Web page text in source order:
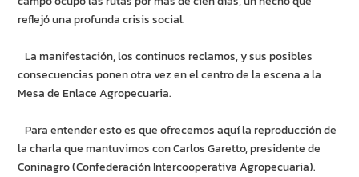
reflejó una profunda crisis social.
La manifestación, los continuos reclamos, y sus posibles
consecuencias ponen otra vez en el centro de la escena a la
Mesa de Enlace Agropecuaria.
Para entender esto es que ofrecemos aquí la reproducción de
la charla que mantuvimos con Carlos Garetto, presidente de
Coninagro (Confederación Intercooperativa Agropecuaria).